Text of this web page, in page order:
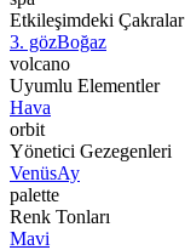
Etkileşimdeki Çakralar
3. gözBoğaz
volcano
Uyumlu Elementler
Hava
orbit
Yönetici Gezegenleri
VenüsAy
palette
Renk Tonları
Mavi